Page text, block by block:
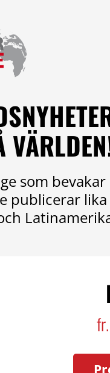
som
publicerar
fr.